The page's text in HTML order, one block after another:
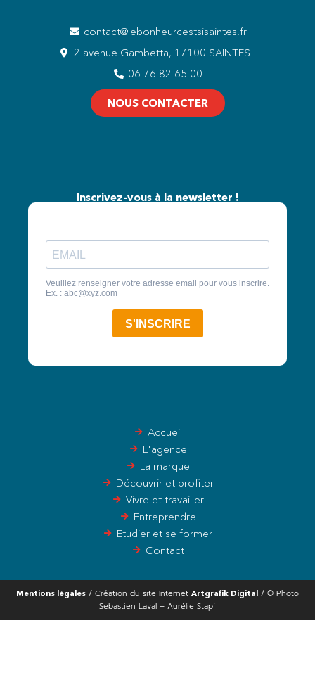
contact@lebonheurcestsisaintes.fr
2 avenue Gambetta, 17100 SAINTES
06 76 82 65 00
NOUS CONTACTER
Inscrivez-vous à la newsletter !
Accueil
L'agence
La marque
Découvrir et profiter
Vivre et travailler
Entreprendre
Etudier et se former
Contact
Mentions légales / Création du site Internet Artgrafik Digital / © Photo
Sebastien Laval – Aurélie Stapf